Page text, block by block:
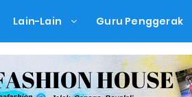
Lain-Lain Guru Penggerak